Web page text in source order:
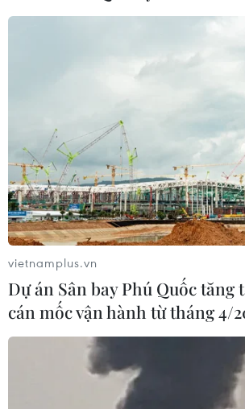
Cảnh sát đã phong tỏa khu vực trong khi
(Nguồn: Daily Mail)
vietnamplus.vn
Dự án Sân bay Phú Quốc tăng
cán mốc vận hành từ tháng 4/